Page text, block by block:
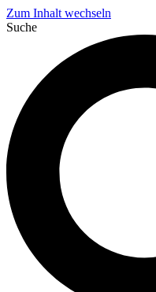
Zum Inhalt wechseln
Suche